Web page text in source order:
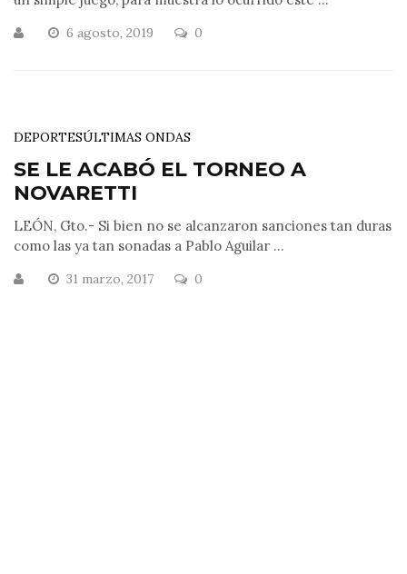
6 agosto, 2019 0
DEPORTESÚLTIMAS ONDAS
SE LE ACABÓ EL TORNEO A
NOVARETTI
LEÓN, Gto.- Si bien no se alcanzaron sanciones tan duras
como las ya tan sonadas a Pablo Aguilar ...
31 marzo, 2017 0